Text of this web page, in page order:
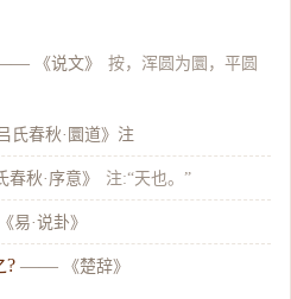
《说文》
按，浑圆为圜，平圆
氏春秋·圜道》注
春秋·序意》 注:“天也。”
《易·说卦》
? —— 《楚辞》